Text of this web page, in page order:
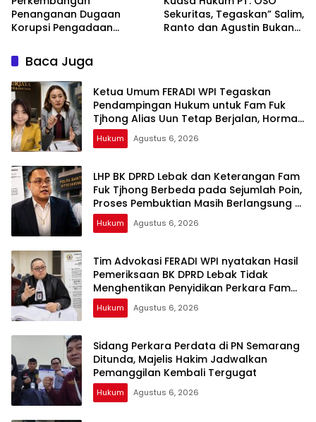
Penanganan Dugaan
Korupsi Pengadaan
LPP RRI, Kejari Depok
Tetapkan Satu Tersangka
Baru
Sekuritas, Tegaskan” Salim,
Ranto dan Agustin Bukan
Baca Juga
Ketua Umum FERADI WPI Tegaskan
Pendampingan Hukum untuk Fam Fuk
Tjhong Alias Uun Tetap Berjalan, Hormati
Proses Penyidikan dan Hasil Pemeriksaan
BK
Hukum Agustus 6, 2026
LHP BK DPRD Lebak dan Keterangan Fam
Fuk Tjhong Berbeda pada Sejumlah Poin,
Proses Pembuktian Masih Berlangsung di
Polda Banten ujar Revan FERADI WPI
Hukum Agustus 6, 2026
Tim Advokasi FERADI WPI nyatakan Hasil
Pemeriksaan BK DPRD Lebak Tidak
Menghentikan Penyidikan Perkara Fam
Fuk Tjhong alias Eyang Uun
Hukum Agustus 6, 2026
Sidang Perkara Perdata di PN Semarang
Ditunda, Majelis Hakim Jadwalkan
Pemanggilan Kembali Tergugat
Hukum Agustus 6, 2026